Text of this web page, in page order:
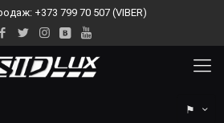
+373 799 70 507 (VIBER)
⚑